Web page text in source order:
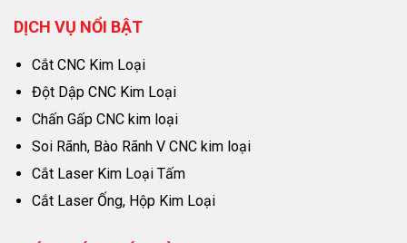
DỊCH VỤ NỔI BẬT
Cắt CNC Kim Loại
Đột Dập CNC Kim Loại
Chấn Gấp CNC kim loại
Soi Rãnh, Bào Rãnh V CNC kim loại
Cắt Laser Kim Loại Tấm
Cắt Laser Ống, Hộp Kim Loại